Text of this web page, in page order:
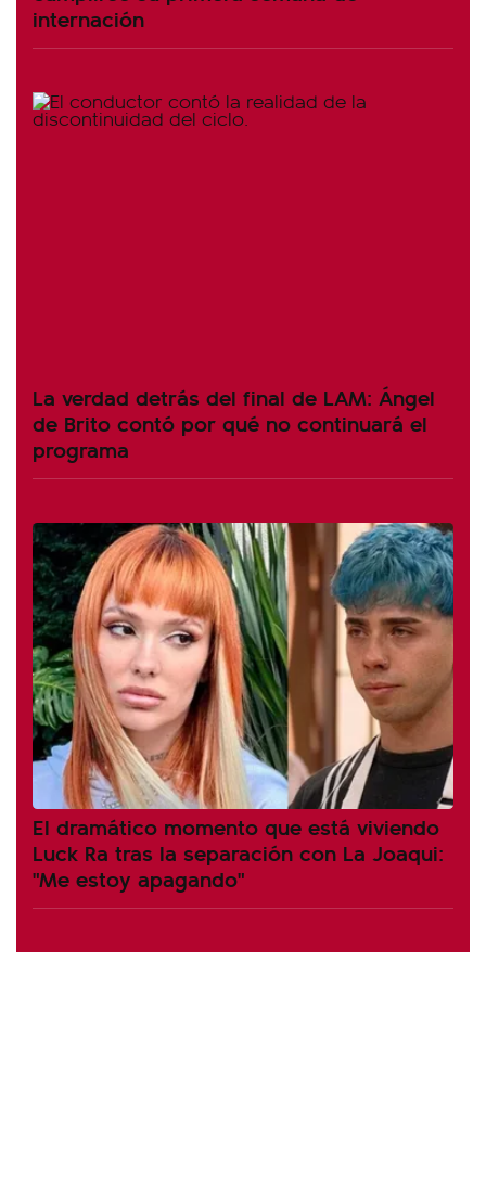
internación
La verdad detrás del final de LAM: Ángel
de Brito contó por qué no continuará el
programa
El dramático momento que está viviendo
Luck Ra tras la separación con La Joaqui:
"Me estoy apagando"